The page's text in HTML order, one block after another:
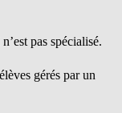
pas spécialisé.
gérés par un